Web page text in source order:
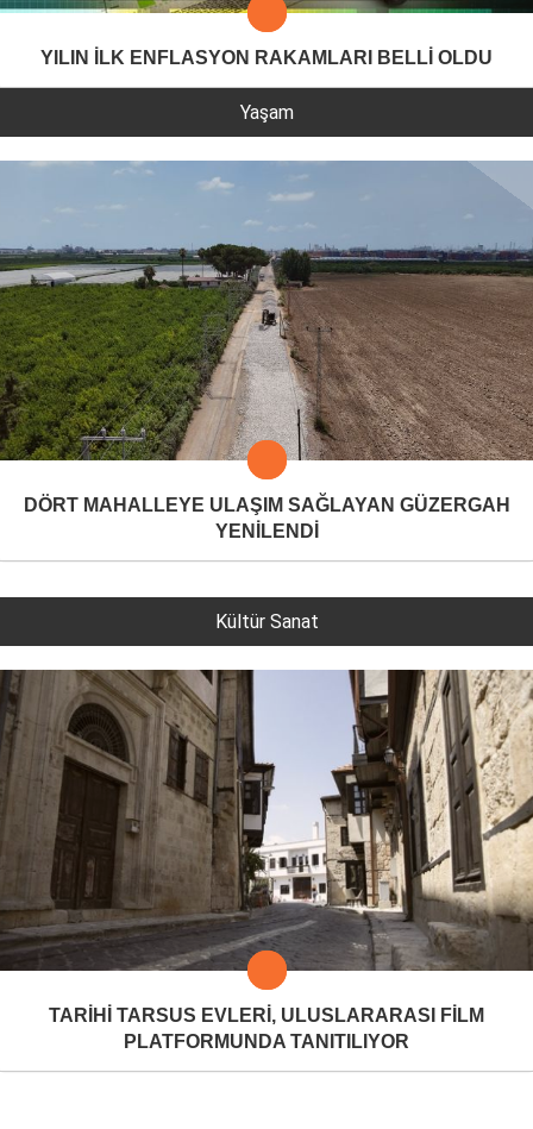
YILIN İLK ENFLASYON RAKAMLARI BELLİ OLDU
Yaşam
DÖRT MAHALLEYE ULAŞIM SAĞLAYAN GÜZERGAH
YENİLENDİ
Kültür Sanat
TARİHİ TARSUS EVLERİ, ULUSLARARASI FİLM
PLATFORMUNDA TANITILIYOR